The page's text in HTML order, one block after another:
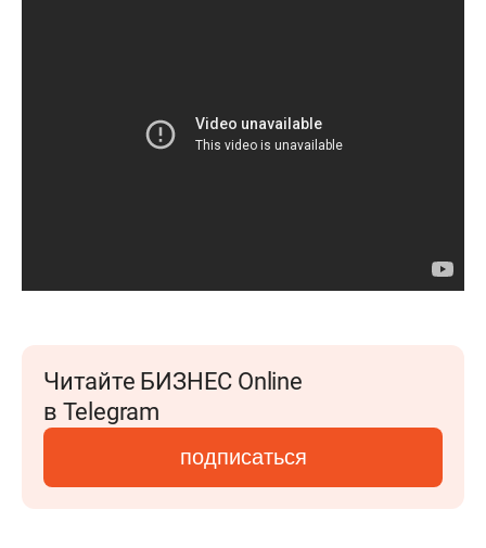
Читайте БИЗНЕС Online
в Telegram
подписаться